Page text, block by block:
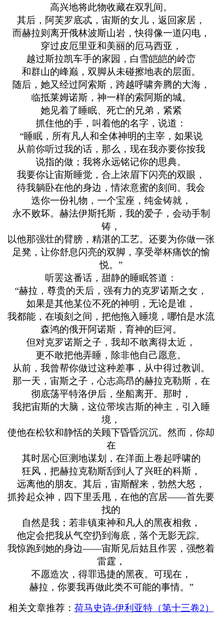
高兴地将此物收藏在双乳间。
其后，阿芙罗底忒，宙斯的女儿，返回家居，
而赫拉则离开俄林波斯山岩，快得像一道闪电，
穿过皮厄里亚和美丽的厄马西亚，
越过斯拉凯车手的家园，白雪皑皑的岭峦
和群山的峰巅，双脚从未碰擦地表的层面。
随后，她又经过阿索斯，跨越呼啸奔腾的大海，
临抵莱姆诺斯，神一样的索阿斯的城。
她见着了睡眠、死亡的兄弟，紧紧
抓住他的手，叫着他的名字，说道：
“睡眠，所有凡人和全体神明的主宰，如果说
从前你听过我的话，那么，现在我亦要你按我
说指的做；我将永远铭记你的思典。
我要你让宙斯睡觉，合上浓眉下闪亮的双眼，
待我躺卧在他的身边，情浓意蜜的刻间。我会
迭你一份礼物，一个宝座，纯金铸就，
永不败坏。赫法伊斯托斯，我的爱子，会动手制
铸，
以他那强壮的臂膀，精湛的工艺。还要为你做一张
足凳，让你舒息闪亮的双脚，享受举杯痛饮的愉
悦。”
听罢这番话，甜静的睡眠答道：
“赫拉，尊贵的天后，强有力的克罗诺斯之女，
如果是其他某位不死的神明，无论是谁，
我都能，在顷刻之间，把他拖入睡境，哪怕是水流
森鸿的俄开阿诺斯，育神的巨河。
但对克罗诺斯之子，我却不敢离得太近，
更不敢把他弄睡，除非他自己愿意。
从前，我曾帮你做过这种差事，从中得过教训。
那一天，宙斯之子，心志高昂的赫拉克勒斯，在
彻底荡平特洛伊后，坐船离开。那时，
我把宙斯的大脑，这位带埃吉斯的神主，引入睡
境，
使他在松软和静恬的关顾下昏昏沉沉。然而，你却
在
其时居心叵测地谋划，在洋面上卷起呼啸的
狂风，把赫拉克勒斯刮到人了兴旺的科斯，
远离他的朋友。其后，宙斯醒来，勃然大怒，
抓拎起众神，四下里丢甩，在他的宫居——首先要
找的
自然是我；若非镇束神和凡人的黑夜相救，
他定会把我从气空扔到海底，落个无影无踪。
我惊跑到她的身边——宙斯见后姑且作罢，强憋着
雷霆，
不愿造次，得罪迅捷的黑夜。可现在，
赫拉，你要我再做此类不可能的事情。”
相关文章推荐： 荷马史诗-伊利亚特（第十三卷2）